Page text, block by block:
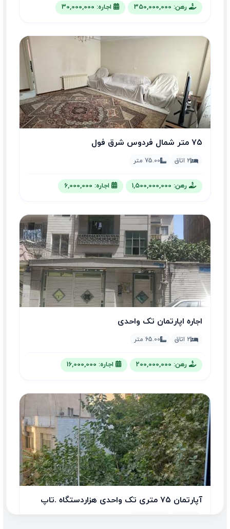
رهن: 350,000,000 اجاره: 30,000,000
۷۵ متر شمال فردوس شرق فول
2 اتاق 75.00 متر
رهن: 1,500,000,000 اجاره: 6,000,000
اجاره اپارتمان تک واحدی
2 اتاق 65.00 متر
رهن: 200,000,000 اجاره: 16,000,000
آپارتمان ۷۵ متری تک واحدی هزاردستگاه .تاپ